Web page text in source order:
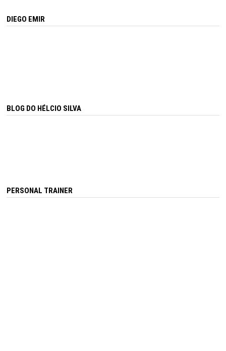
DIEGO EMIR
BLOG DO HÉLCIO SILVA
PERSONAL TRAINER